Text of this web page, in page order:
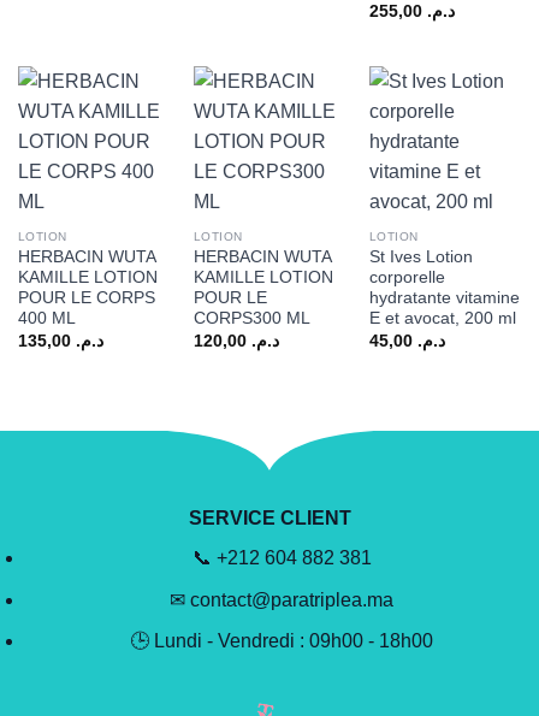
د.م. 255,00
LOTION
HERBACIN WUTA
KAMILLE LOTION
POUR LE CORPS
400 ML
د.م. 135,00
LOTION
HERBACIN WUTA
KAMILLE LOTION
POUR LE
CORPS300 ML
د.م. 120,00
LOTION
St Ives Lotion
corporelle
hydratante vitamine
E et avocat, 200 ml
د.م. 45,00
SERVICE CLIENT
📞 +212 604 882 381
✉ contact@paratriplea.ma
🕒 Lundi - Vendredi : 09h00 - 18h00